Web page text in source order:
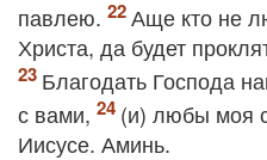
павлею.
Аще кто не
Христа, да будет
Благодать Господа
с вами,
(и) любы моя
Иисусе. Аминь.